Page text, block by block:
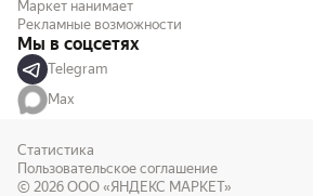
Маркет нанимает
Рекламные возможности
Мы в соцсетях
Telegram
Max
Статистика
Пользовательское соглашение
© 2026 ООО «ЯНДЕКС МАРКЕТ»